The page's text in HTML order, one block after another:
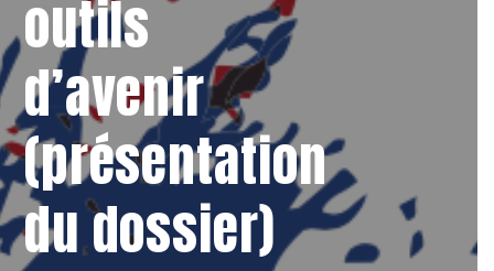
outils
d’avenir
(présentation
du dossier)